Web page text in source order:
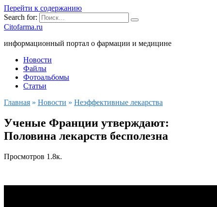
Перейти к содержанию
Search for:
Citofarma.ru
информационный портал о фармации и медицине
Новости
Файлы
Фотоальбомы
Статьи
Главная » Новости » Неэффективные лекарства
Ученые Франции утверждают:
Половина лекарств бесполезна
Просмотров 1.8к.